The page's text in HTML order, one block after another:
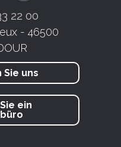
22 00
- 46500
uns
ein